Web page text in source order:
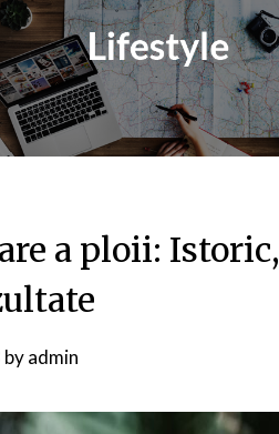
a ploii: Istoric,
byadmin